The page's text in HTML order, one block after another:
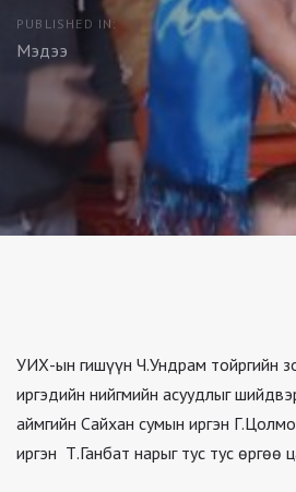
PUBLISHED IN:
Мэдээ
УИХ-ын гишүүн Ч.Ундрам тойргийн
иргэдийн нийгмийн асуудлыг
аймгийн Сайхан сумын иргэн
иргэн Т.Ганбат нарыг тус тус өргөө